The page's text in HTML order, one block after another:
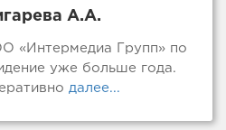
А.А.
«Интермедиа Групп» по
уже больше года.
далее...